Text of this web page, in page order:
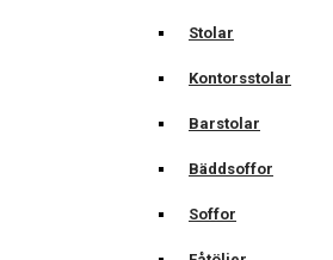
Stolar
Kontorsstolar
Barstolar
Bäddsoffor
Soffor